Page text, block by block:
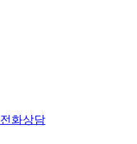
전화상담